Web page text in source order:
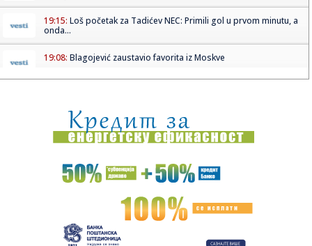
19:15: Loš početak za Tadićev NEC: Primili gol u prvom minutu, a
onda...
19:08: Blagojević zaustavio favorita iz Moskve
19:07:Vučić: Srbija na dobrom putu, prva po rastu BDP-a u Evropi
u pr...
19:07:STANKOVIĆ PROMEŠAO KARTE PRED HAPOEL: Enem dobio
veliku šansu,...
VIDEO Četvrti dan borbe protiv vatrene stihije u
19:05:"Srbija nikada više neće ćutati!" Milićević poslao snažnu p...